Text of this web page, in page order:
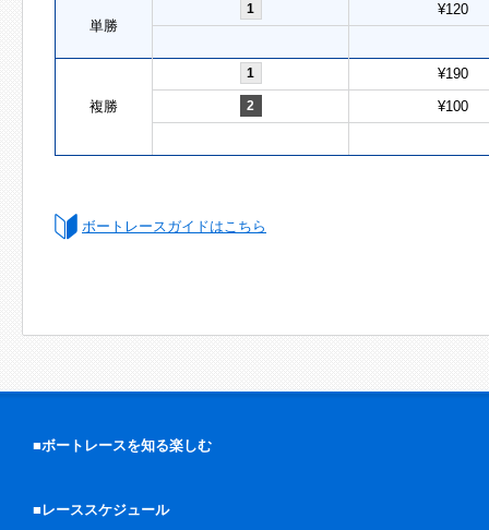
単勝
1 ¥120
複勝
1 ¥190
2 ¥100
ボートレースガイドはこちら
■ボートレースを知る楽しむ
■レーススケジュール